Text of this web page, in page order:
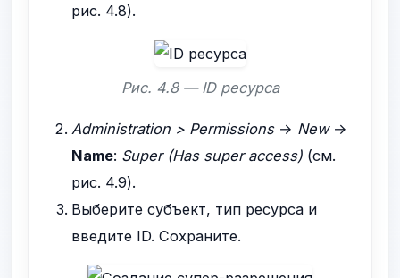
рис. 4.8).
Рис. 4.8 — ID ресурса
Administration > Permissions→ New→
Name: Super (Has super access) (см.
рис. 4.9).
Выберите субъект, тип ресурса и
введите ID. Сохраните.